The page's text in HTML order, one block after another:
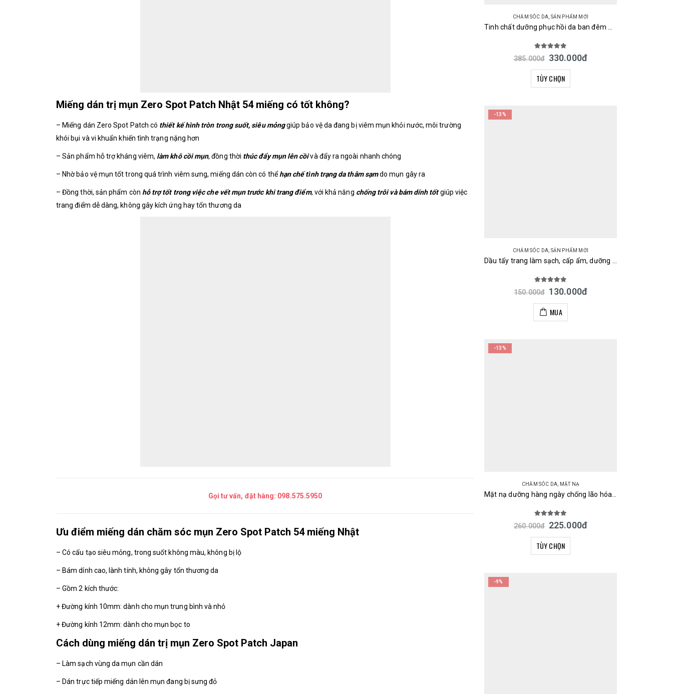
Miếng dán trị mụn Zero Spot Patch Nhật 54 miếng có tốt không?
– Miếng dán Zero Spot Patch có thiết kế hình tròn trong suốt, siêu mỏnggiúp bảo vệ da đang bị viêm mụn khỏi nước, môi trường
khói bụi và vi khuẩn khiến tình trạng nặng hơn
– Sản phẩm hỗ trợ kháng viêm, làm khô cồi mụn, đồng thời thúc đẩy mụn lên cồivà đẩy ra ngoài nhanh chóng
– Nhờ bảo vệ mụn tốt trong quá trình viêm sưng, miếng dán còn có thểhạn chế tình trạng da thâm sạmdo mụn gây ra
– Đồng thời, sản phẩm còn hỗ trợ tốt trong việc che vết mụn trước khi trang điểm, với khả năng chống trôi và bám dính tốtgiúp việc
trang điểm dễ dàng, không gây kích ứng hay tổn thương da
Gọi tư vấn, đặt hàng: 098.575.5950
Ưu điểm miếng dán chăm sóc mụn Zero Spot Patch 54 miếng Nhật
– Có cấu tạo siêu mỏng, trong suốt không màu, không bị lộ
– Bám dính cao, lành tính, không gây tổn thương da
– Gồm 2 kích thước:
+ Đường kính 10mm: dành cho mụn trung bình và nhỏ
+ Đường kính 12mm: dành cho mụn bọc to
Cách dùng miếng dán trị mụn Zero Spot Patch Japan
– Làm sạch vùng da mụn cần dán
– Dán trực tiếp miếng dán lên mụn đang bị sưng đỏ
CHĂM SÓC DA, SẢN PHẨM MỚI
Tinh chất dưỡng phục hồi da ban đêm URUYOI Night Repair Essence Cosmetex Roland 100ml Nhật Bản
out of 5
385.000đ 330.000đ
TÙY CHỌN
-13%
CHĂM SÓC DA, SẢN PHẨM MỚI
Dầu tẩy trang làm sạch, cấp ẩm, dưỡng sáng da Olive & Argan Deve Cleansing Oil Kumano 200ml Nhật
out of 5
150.000đ 130.000đ
MUA
-13%
CHĂM SÓC DA, MẶT NẠ
Mặt nạ dưỡng hàng ngày chống lão hóa, dưỡng trắng, phục hồi cấp ẩm da Posh Kosh 30 miếng Nhật
out of 5
260.000đ 225.000đ
TÙY CHỌN
-9%